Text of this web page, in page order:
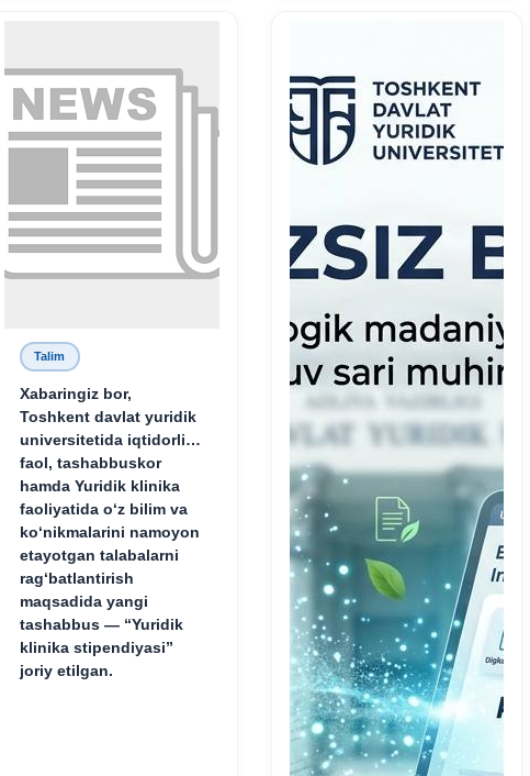
Talim
Xabaringiz bor,
Toshkent davlat yuridik
universitetida iqtidorli,
faol, tashabbuskor
hamda Yuridik klinika
faoliyatida o‘z bilim va
ko‘nikmalarini namoyon
etayotgan talabalarni
rag‘batlantirish
maqsadida yangi
tashabbus — “Yuridik
klinika stipendiyasi”
joriy etilgan.